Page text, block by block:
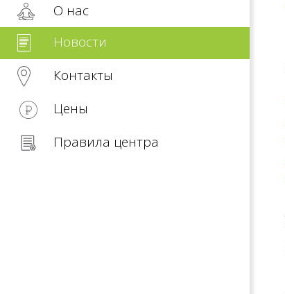
О нас
Новости
Контакты
Цены
Правила центра